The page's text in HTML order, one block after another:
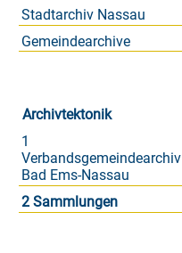
Stadtarchiv Nassau
Gemeindearchive
Archivtektonik
1
Verbandsgemeindearchiv
Bad Ems-Nassau
2 Sammlungen